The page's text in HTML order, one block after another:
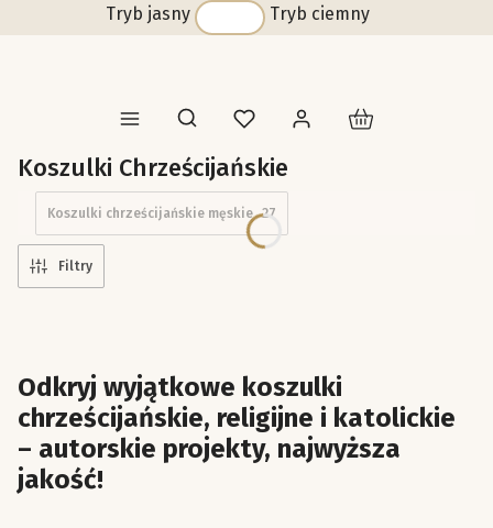
Tryb jasny Tryb ciemny
Otwórz wyszukiwarkę Produkty w
Koszulki Chrześcijańskie
Koszulki chrześcijańskie męskie 27
Filtry
Odkryj wyjątkowe koszulki
chrześcijańskie, religijne i katolickie
– autorskie projekty, najwyższa
jakość!